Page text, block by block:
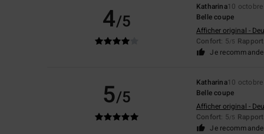
4/5
Katharina10
Belle coupe
Afficher original -
Confort: 5/5
Je
5/5
Katharina10
Belle coupe
Afficher original -
Confort: 5/5
Je